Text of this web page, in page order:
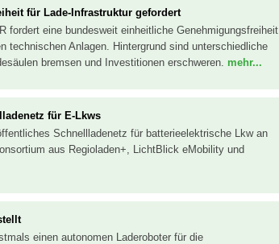
für Lade-Infrastruktur gefordert
fordert eine bundesweit einheitliche Genehmigungsfreiheit
technischen Anlagen. Hintergrund sind unterschiedliche
bremsen und Investitionen erschweren. mehr...
für E-Lkws
Schnellladenetz für batterieelektrische Lkw an
aus Regioladen+, LichtBlick eMobility und
einen autonomen Laderoboter für die